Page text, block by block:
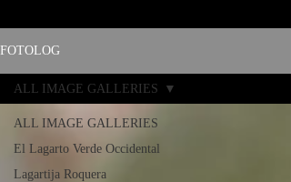
FOTOLOG
ALL IMAGE GALLERIES
El Lagarto Verde Occidental
Lagartija Roquera
ALL IMAGE GALLERIES